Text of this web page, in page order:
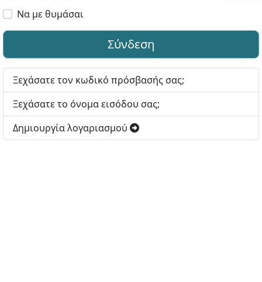
Να με θυμάσαι
Σύνδεση
Ξεχάσατε τον κωδικό πρόσβασής σας;
Ξεχάσατε το όνομα εισόδου σας;
Δημιουργία λογαριασμού